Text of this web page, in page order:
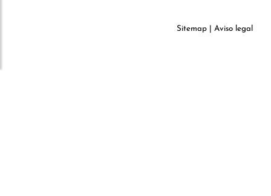
Sitemap Aviso legal